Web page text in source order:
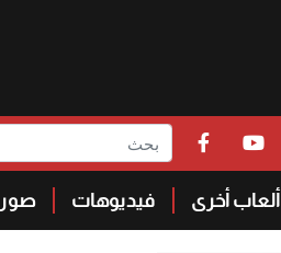
ألعاب أخرى فيديوهات صور